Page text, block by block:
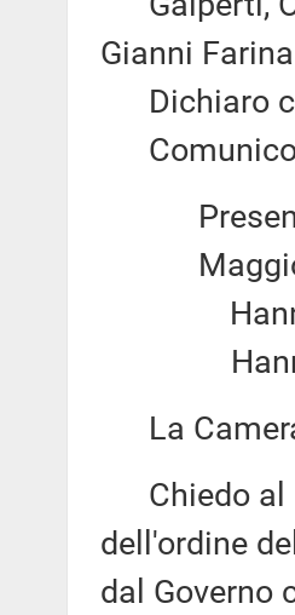
Gianni
Dichiaro
Comunico
Hanno
Hanno
La
Chiedo al
dell'ordine
dal Governo